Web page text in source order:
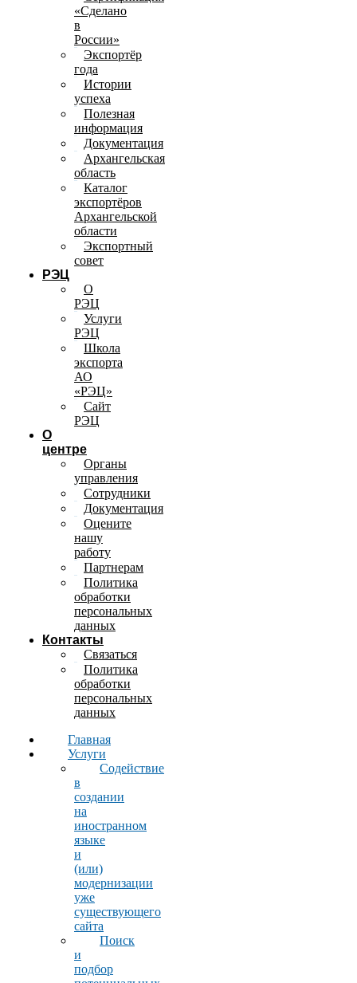
«Сделано
в
России»
Экспортёр
года
Истории
успеха
Полезная
информация
Документация
Архангельская
область
Каталог
экспортёров
Архангельской
области
Экспортный
совет
РЭЦ
О
РЭЦ
Услуги
РЭЦ
Школа
экспорта
АО
«РЭЦ»
Сайт
РЭЦ
О
центре
Органы
управления
Сотрудники
Документация
Оцените
нашу
работу
Партнерам
Политика
обработки
персональных
данных
Контакты
Связаться
Политика
обработки
персональных
данных
Главная
Услуги
Содействие
в
создании
на
иностранном
языке
и
(или)
модернизации
уже
существующего
сайта
Поиск
и
подбор